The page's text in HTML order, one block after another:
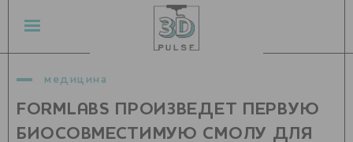
медицина
FORMLABS ПРОИЗВЕДЕТ ПЕРВУЮ
БИОСОВМЕСТИМУЮ СМОЛУ ДЛЯ